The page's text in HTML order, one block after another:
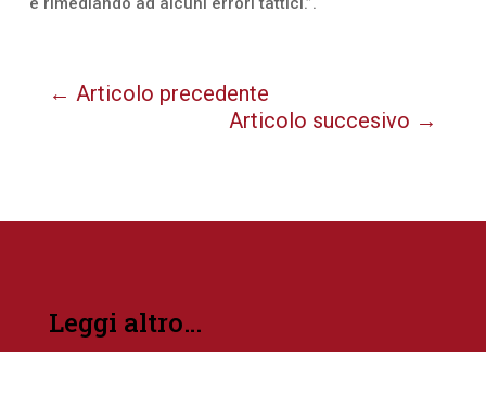
← Articolo precedente
Articolo succesivo →
Leggi altro…